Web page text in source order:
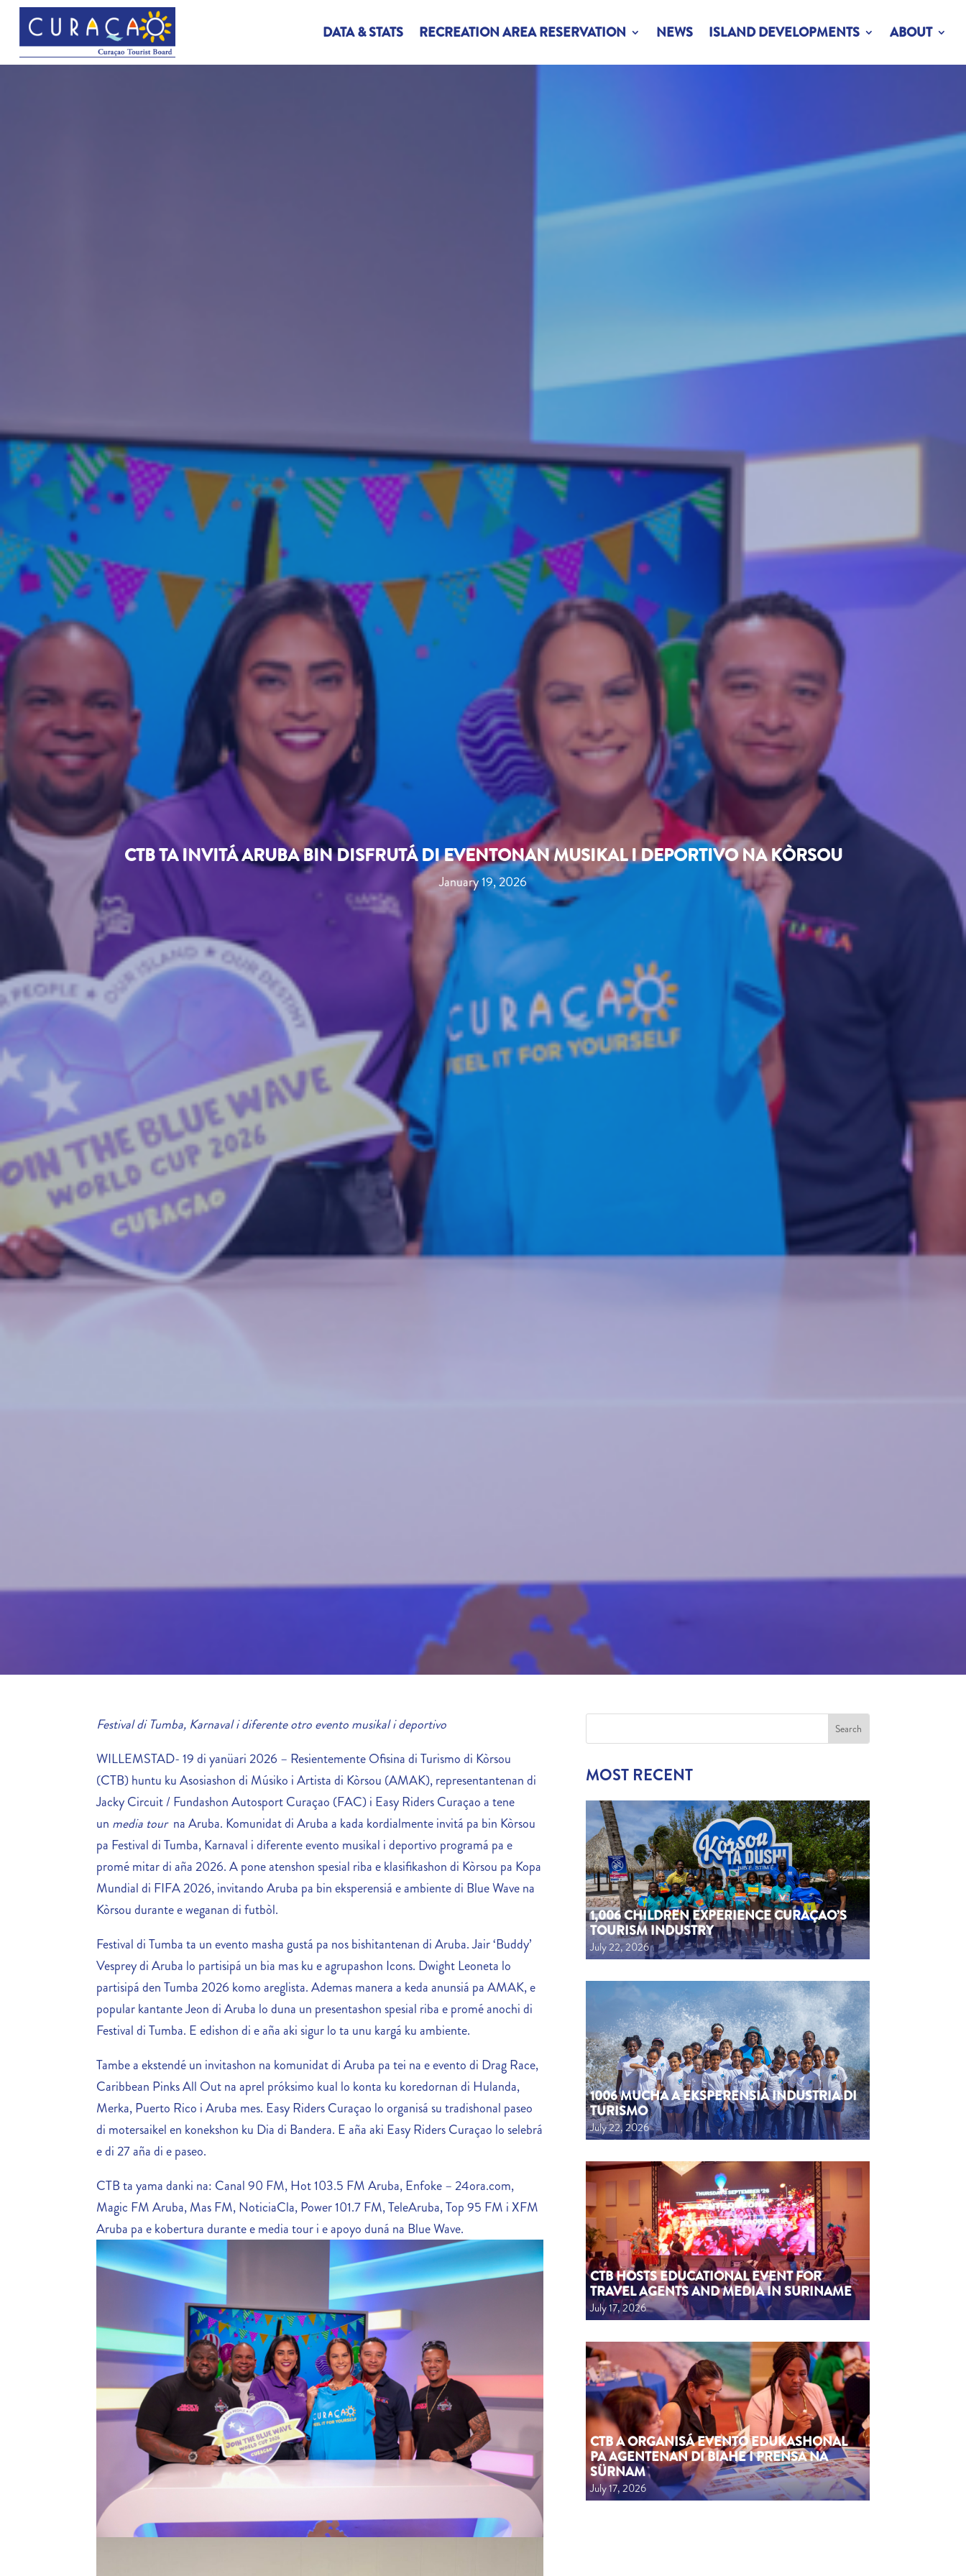
DATA & STATS RECREATION AREA RESERVATION NEWS ISLAND DEVELOPMENTS ABOUT
CTB TA INVITÁ ARUBA BIN DISFRUTÁ DI EVENTONAN MUSIKAL I DEPORTIVO NA KÒRSOU
January 19, 2026
Festival di Tumba, Karnaval i diferente otro evento musikal i deportivo
WILLEMSTAD- 19 di yanüari 2026 – Resientemente Ofisina di Turismo di Kòrsou
(CTB) huntu ku Asosiashon di Músiko i Artista di Kòrsou (AMAK), representantenan di
Jacky Circuit / Fundashon Autosport Curaçao (FAC) i Easy Riders Curaçao a tene
un media tour na Aruba. Komunidat di Aruba a kada kordialmente invitá pa bin Kòrsou
pa Festival di Tumba, Karnaval i diferente evento musikal i deportivo programá pa e
promé mitar di aña 2026. A pone atenshon spesial riba e klasifikashon di Kòrsou pa Kopa
Mundial di FIFA 2026, invitando Aruba pa bin eksperensiá e ambiente di Blue Wave na
Kòrsou durante e weganan di futbòl.
Festival di Tumba ta un evento masha gustá pa nos bishitantenan di Aruba. Jair ‘Buddy’
Vesprey di Aruba lo partisipá un bia mas ku e agrupashon Icons. Dwight Leoneta lo
partisipá den Tumba 2026 komo areglista. Ademas manera a keda anunsiá pa AMAK, e
popular kantante Jeon di Aruba lo duna un presentashon spesial riba e promé anochi di
Festival di Tumba. E edishon di e aña aki sigur lo ta unu kargá ku ambiente.
Tambe a ekstendé un invitashon na komunidat di Aruba pa tei na e evento di Drag Race,
Caribbean Pinks All Out na aprel próksimo kual lo konta ku koredornan di Hulanda,
Merka, Puerto Rico i Aruba mes. Easy Riders Curaçao lo organisá su tradishonal paseo
di motersaikel en konekshon ku Dia di Bandera. E aña aki Easy Riders Curaçao lo selebrá
e di 27 aña di e paseo.
CTB ta yama danki na: Canal 90 FM, Hot 103.5 FM Aruba, Enfoke – 24ora.com,
Magic FM Aruba, Mas FM, NoticiaCla, Power 101.7 FM, TeleAruba, Top 95 FM i XFM
Aruba pa e kobertura durante e media tour i e apoyo duná na Blue Wave.
MOST RECENT
1,006 CHILDREN EXPERIENCE CURAÇAO’S
TOURISM INDUSTRY
July 22, 2026
1006 MUCHA A EKSPERENSIÁ INDUSTRIA DI
TURISMO
July 22, 2026
CTB HOSTS EDUCATIONAL EVENT FOR
TRAVEL AGENTS AND MEDIA IN SURINAME
July 17, 2026
CTB A ORGANISÁ EVENTO EDUKASHONAL
PA AGENTENAN DI BIAHE I PRENSA NA
SÜRNAM
July 17, 2026